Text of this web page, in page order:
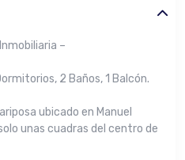
–
2 Baños, 1 Balcón.
ubicado en Manuel
unas cuadras del centro de